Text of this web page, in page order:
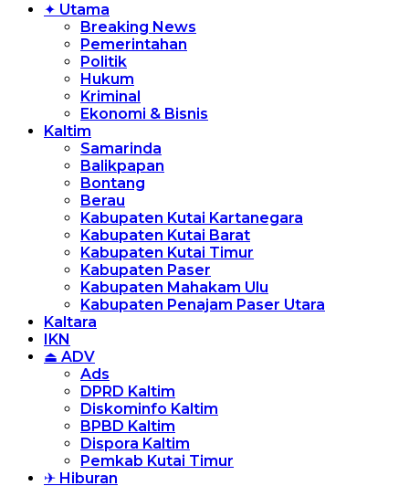
✦ Utama
Breaking News
Pemerintahan
Politik
Hukum
Kriminal
Ekonomi & Bisnis
Kaltim
Samarinda
Balikpapan
Bontang
Berau
Kabupaten Kutai Kartanegara
Kabupaten Kutai Barat
Kabupaten Kutai Timur
Kabupaten Paser
Kabupaten Mahakam Ulu
Kabupaten Penajam Paser Utara
Kaltara
IKN
⏏ ADV
Ads
DPRD Kaltim
Diskominfo Kaltim
BPBD Kaltim
Dispora Kaltim
Pemkab Kutai Timur
✈ Hiburan